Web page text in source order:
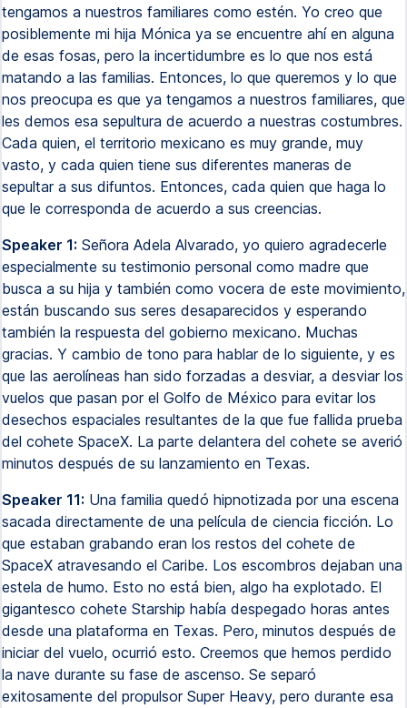
tengamos a nuestros familiares como estén. Yo creo que
posiblemente mi hija Mónica ya se encuentre ahí en alguna
de esas fosas, pero la incertidumbre es lo que nos está
matando a las familias. Entonces, lo que queremos y lo que
nos preocupa es que ya tengamos a nuestros familiares, que
les demos esa sepultura de acuerdo a nuestras costumbres.
Cada quien, el territorio mexicano es muy grande, muy
vasto, y cada quien tiene sus diferentes maneras de
sepultar a sus difuntos. Entonces, cada quien que haga lo
que le corresponda de acuerdo a sus creencias.
Speaker 1: Señora Adela Alvarado, yo quiero agradecerle
especialmente su testimonio personal como madre que
busca a su hija y también como vocera de este movimiento,
están buscando sus seres desaparecidos y esperando
también la respuesta del gobierno mexicano. Muchas
gracias. Y cambio de tono para hablar de lo siguiente, y es
que las aerolíneas han sido forzadas a desviar, a desviar los
vuelos que pasan por el Golfo de México para evitar los
desechos espaciales resultantes de la que fue fallida prueba
del cohete SpaceX. La parte delantera del cohete se averió
minutos después de su lanzamiento en Texas.
Speaker 11: Una familia quedó hipnotizada por una escena
sacada directamente de una película de ciencia ficción. Lo
que estaban grabando eran los restos del cohete de
SpaceX atravesando el Caribe. Los escombros dejaban una
estela de humo. Esto no está bien, algo ha explotado. El
gigantesco cohete Starship había despegado horas antes
desde una plataforma en Texas. Pero, minutos después de
iniciar del vuelo, ocurrió esto. Creemos que hemos perdido
la nave durante su fase de ascenso. Se separó
exitosamente del propulsor Super Heavy, pero durante esa